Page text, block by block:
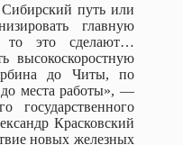
путь или
главную
то это сделают…
высокоскоростную
до Читы, по
до места работы», —
государственного
Красковский
новых железных